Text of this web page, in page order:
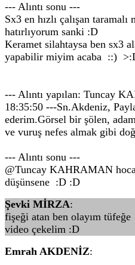
--- Alıntı sonu ---
Sx3 en hızlı çalışan
hatırlıyorum sanki :D
Keramet silahtaysa ben sx3
yapabilir miyim acaba ::)
--- Alıntı yapılan: Tuncay
18:35:50 ---Sn.Akdeniz,
ederim.Görsel bir şölen,
ve vuruş nefes almak gibi
--- Alıntı sonu ---
@Tuncay KAHRAMAN
düşünsene :D :D
Şevki MİRZA:
fişeği atan ben olayım
video çekelim :D
Emrah AKDENİZ: